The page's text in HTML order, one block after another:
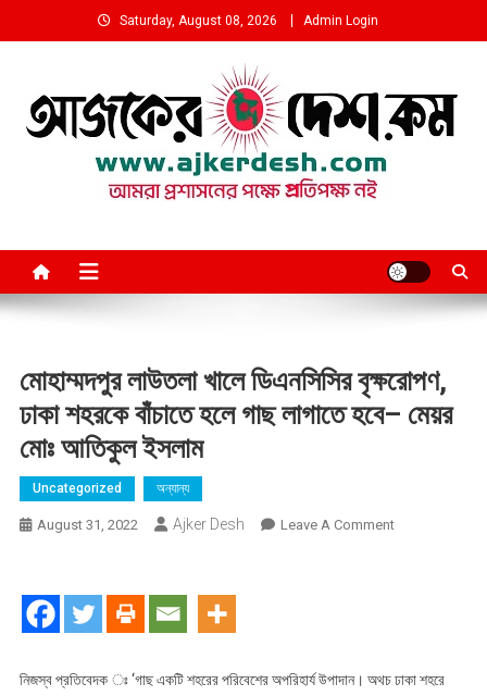
to
Saturday, August 08, 2026 Admin Login
মোহাম্মদপুর লাউতলা খালে ডিএনসিসির বৃক্ষরোপণ,
ঢাকা শহরকে বাঁচাতে হলে গাছ লাগাতে হবে– মেয়র
মোঃ আতিকুল ইসলাম
Uncategorized অন্যান্য
August 31, 2022 Ajker Desh Leave A CommentOn
ঢাকা
নিজস্ব প্রতিবেদক ঃ ‘গাছ একটি শহরের পরিবেশের অপরিহার্য উপাদান। অথচ ঢাকা শহরে